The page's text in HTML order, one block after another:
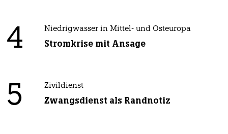
4 Niedrigwasser in Mittel- und Osteuropa
Stromkrise mit Ansage
5 Zivildienst
Zwangsdienst als Randnotiz